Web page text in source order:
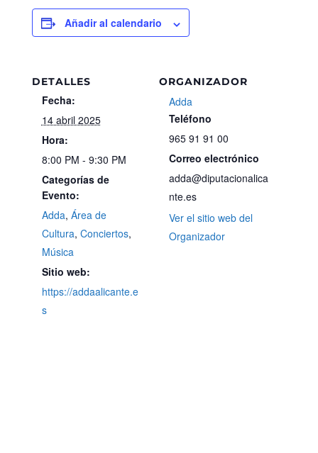
Añadir al calendario
DETALLES
Fecha:
14 abril 2025
Hora:
8:00 PM - 9:30 PM
Categorías de
Evento:
Adda, Área de
Cultura, Conciertos,
Música
Sitio web:
https://addaalicante.e
s
ORGANIZADOR
Adda
Teléfono
965 91 91 00
Correo electrónico
adda@diputacionalica
nte.es
Ver el sitio web del
Organizador